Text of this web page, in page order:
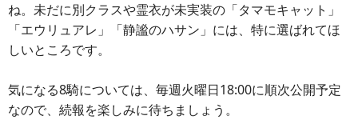
ね。未だに別クラスや霊衣が未実装の「タマモキャット」
「エウリュアレ」「静謐のハサン」には、特に選ばれてほ
しいところです。
気になる8騎については、毎週火曜日18:00に順次公開予定
なので、続報を楽しみに待ちましょう。